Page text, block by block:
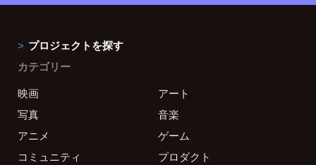
プロジェクトを探す
カテゴリー
映画
アート
写真
音楽
アニメ
ゲーム
コミュニティ
プロダクト